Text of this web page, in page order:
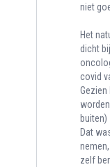
niet
Het
dicht
covid
buiten)
Dat
zelf